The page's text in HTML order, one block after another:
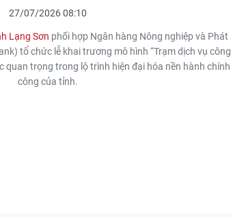
27/07/2026 08:10
Lạng Sơn phối hợp Ngân hàng Nông nghiệp và Phát
tổ chức lễ khai trương mô hình “Trạm dịch vụ công
quan trọng trong lộ trình hiện đại hóa nền hành chính
công của tỉnh.